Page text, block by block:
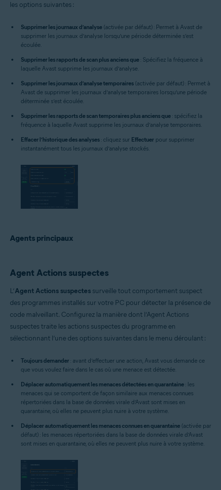
les options suivantes :
Supprimer les journaux d’analyse (activée par défaut) : Permet à Avast de
supprimer les journaux d’analyse lorsqu’une période déterminée s’est
écoulée.
Supprimer les rapports de scan plus anciens que : Spécifiez la fréquence à
laquelle Avast supprime les journaux d’analyse.
Supprimer les journaux d’analyse temporaires (activée par défaut) : Permet à
Avast de supprimer les journaux d’analyse temporaires lorsqu’une période
déterminée s’est écoulée.
Supprimer les rapports de scan temporaires plus anciens que : spécifiez la
fréquence à laquelle Avast supprime les journaux d’analyse temporaires.
Effacer l’historique des analyses : cliquez sur Effectuer pour supprimer
instantanément tous les journaux d’analyse stockés.
Agents principaux
Agent Actions suspectes
L’Agent Actions suspectes surveille tout comportement suspect
des programmes installés sur votre PC pour détecter la présence de
code malveillant. Configurez la manière dont l’Agent Actions
suspectes traite les actions suspectes du programme en
sélectionnant l’une des options suivantes dans le menu déroulant :
Toujours demander : avant d’effectuer une action, Avast vous demande ce
que vous voulez faire dans le cas où une menace est détectée.
Déplacer automatiquement les menaces détectées en quarantaine : les
menaces qui se comportent de façon similaire aux menaces connues
répertoriées dans la base de données virale d’Avast sont mises en
quarantaine, où elles ne peuvent plus nuire à votre système.
Déplacer automatiquement les menaces connues en quarantaine (activée par
défaut) : les menaces répertoriées dans la base de données virale d’Avast
sont mises en quarantaine, où elles ne peuvent plus nuire à votre système.